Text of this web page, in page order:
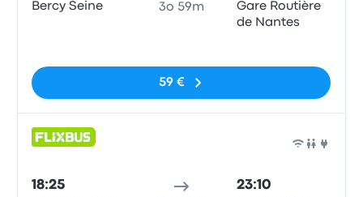
Bercy Seine 3o 59m
Gare Routière
de Nantes
59 €
18:25 23:10